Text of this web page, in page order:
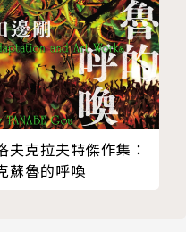
夫克拉夫特傑作集：
蘇魯的呼喚